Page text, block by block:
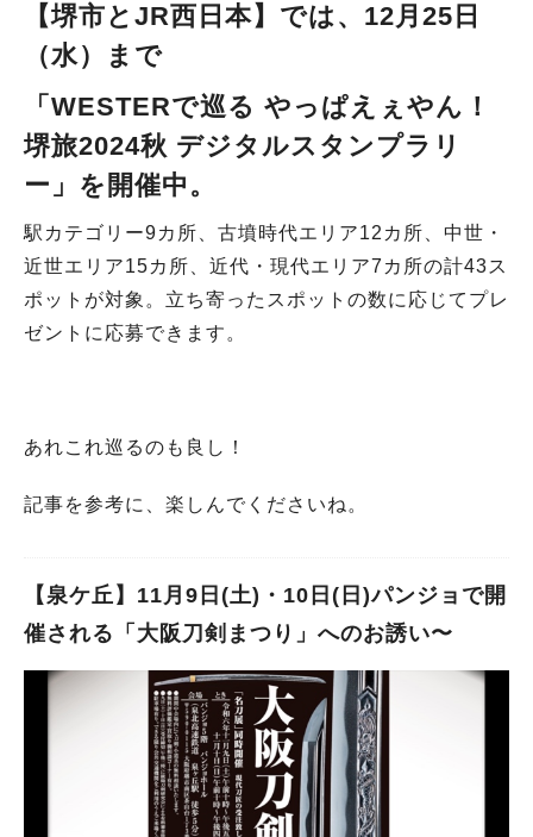
【堺市とJR西日本】では、12月25日
（水）まで
「WESTERで巡る やっぱえぇやん！
堺旅2024秋 デジタルスタンプラリ
ー」を開催中 。
駅カテゴリー9カ所、古墳時代エリア12カ所、中世・
近世エリア15カ所、近代・現代エリア7カ所の計43ス
ポットが対象。立ち寄ったスポットの数に応じてプレ
ゼントに応募できます。
あれこれ巡るのも良し！
記事を参考に、楽しんでくださいね。
【泉ケ丘】11月9日(土)・10日(日)パンジョで開
催される「大阪刀剣まつり」へのお誘い〜